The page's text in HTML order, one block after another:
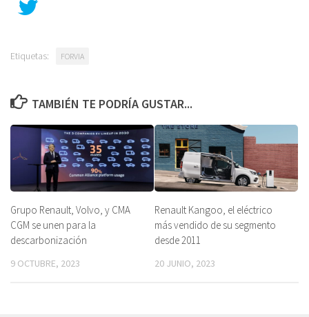
Etiquetas: FORVIA
TAMBIÉN TE PODRÍA GUSTAR...
Grupo Renault, Volvo, y CMA
CGM se unen para la
descarbonización
9 OCTUBRE, 2023
Renault Kangoo, el eléctrico
más vendido de su segmento
desde 2011
20 JUNIO, 2023